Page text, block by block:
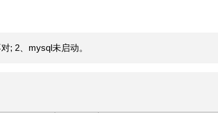
; 2、mysql未启动。